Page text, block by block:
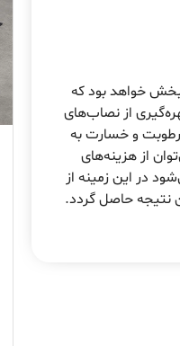
خواهد بود که
از نصاب‌های
رطوبت و خسارت به
از هزینه‌های
در این زمینه از
نتیجه حاصل گردد.